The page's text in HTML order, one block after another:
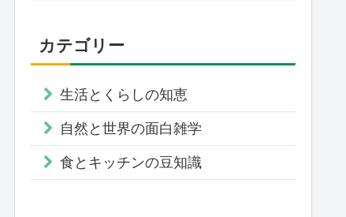
カテゴリー
生活とくらしの知恵
自然と世界の面白雑学
食とキッチンの豆知識